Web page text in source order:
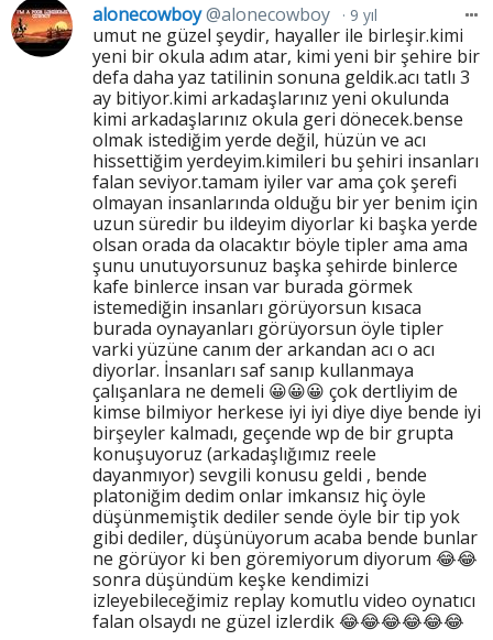
alonecowboy@alonecowboy 9 yıl
umut ne güzel şeydir, hayaller ile birleşir.kimi
yeni bir okula adım atar, kimi yeni bir şehire bir
defa daha yaz tatilinin sonuna geldik.acı tatlı 3
ay bitiyor.kimi arkadaşlarınız yeni okulunda
kimi arkadaşlarınız okula geri dönecek.bense
olmak istediğim yerde değil, hüzün ve acı
hissettiğim yerdeyim.kimileri bu şehiri insanları
falan seviyor.tamam iyiler var ama çok şerefi
olmayan insanlarında olduğu bir yer benim için
uzun süredir bu ildeyim diyorlar ki başka yerde
olsan orada da olacaktır böyle tipler ama ama
şunu unutuyorsunuz başka şehirde binlerce
kafe binlerce insan var burada görmek
istemediğin insanları görüyorsun kısaca
burada oynayanları görüyorsun öyle tipler
varki yüzüne canım der arkandan acı o acı
diyorlar. İnsanları saf sanıp kullanmaya
çalışanlara ne demeli 😀😀😀 çok dertliyim de
kimse bilmiyor herkese iyi iyi diye diye bende iyi
birşeyler kalmadı, geçende wp de bir grupta
konuşuyoruz (arkadaşlığımız reele
dayanmıyor) sevgili konusu geldi , bende
platoniğim dedim onlar imkansız hiç öyle
düşünmemiştik dediler sende öyle bir tip yok
gibi dediler, düşünüyorum acaba bende bunlar
ne görüyor ki ben göremiyorum diyorum 😂😂
sonra düşündüm keşke kendimizi
izleyebileceğimiz replay komutlu video oynatıcı
falan olsaydı ne güzel izlerdik 😂😂😂😂😂😂